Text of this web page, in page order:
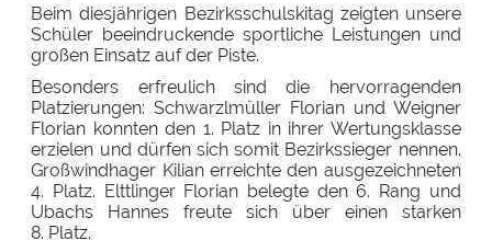
Beim diesjährigen Bezirksschulskitag zeigten unsere
Schüler beeindruckende sportliche Leistungen und
großen Einsatz auf der Piste.
Besonders erfreulich sind die hervorragenden
Platzierungen: Schwarzlmüller Florian und Weigner
Florian konnten den 1. Platz in ihrer Wertungsklasse
erzielen und dürfen sich somit Bezirkssieger nennen.
Großwindhager Kilian erreichte den ausgezeichneten
4. Platz. Elttlinger Florian belegte den 6. Rang und
Ubachs Hannes freute sich über einen starken
8. Platz.